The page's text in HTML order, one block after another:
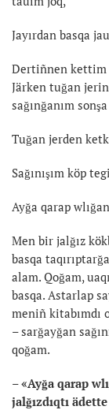
Jayırdan basqa
Dertiñnen kettim
Järken tuğan
sağınğanım
Tuğan jerden
Sağınışım köp
Ayğa qarap
Men bir jalğız
basqa
alam. Qoğam,
basqa. Astarlap
meniñ kitabımdı
– sarğayğan
qoğam.
– «Ayğa qarap
jalğızdıqtı